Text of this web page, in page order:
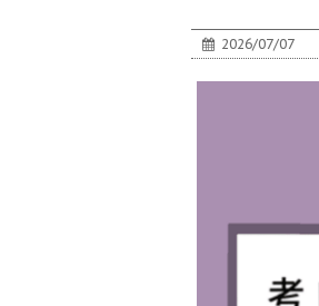
2026/07/07